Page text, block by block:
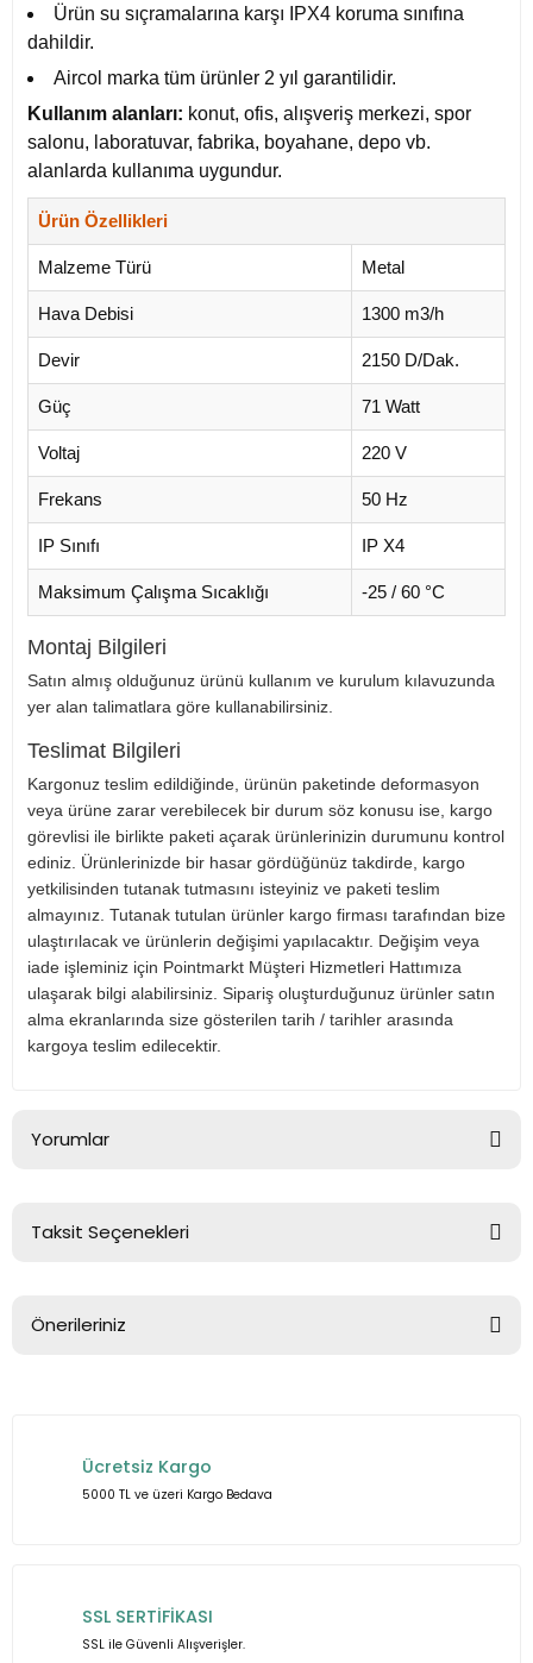
Ürün su sıçramalarına karşı IPX4 koruma sınıfına
dahildir.
Aircol marka tüm ürünler 2 yıl garantilidir.
Kullanım alanları: konut, ofis, alışveriş merkezi, spor
salonu, laboratuvar, fabrika, boyahane, depo vb.
alanlarda kullanıma uygundur.
Ürün Özellikleri
Malzeme Türü Metal
Hava Debisi 1300 m3/h
Devir 2150 D/Dak.
Güç 71 Watt
Voltaj 220 V
Frekans 50 Hz
IP Sınıfı IP X4
Maksimum Çalışma Sıcaklığı -25 / 60 °C
Montaj Bilgileri
Satın almış olduğunuz ürünü kullanım ve kurulum kılavuzunda
yer alan talimatlara göre kullanabilirsiniz.
Teslimat Bilgileri
Kargonuz teslim edildiğinde, ürünün paketinde deformasyon
veya ürüne zarar verebilecek bir durum söz konusu ise, kargo
görevlisi ile birlikte paketi açarak ürünlerinizin durumunu kontrol
ediniz. Ürünlerinizde bir hasar gördüğünüz takdirde, kargo
yetkilisinden tutanak tutmasını isteyiniz ve paketi teslim
almayınız. Tutanak tutulan ürünler kargo firması tarafından bize
ulaştırılacak ve ürünlerin değişimi yapılacaktır. Değişim veya
iade işleminiz için Pointmarkt Müşteri Hizmetleri Hattımıza
ulaşarak bilgi alabilirsiniz. Sipariş oluşturduğunuz ürünler satın
alma ekranlarında size gösterilen tarih / tarihler arasında
kargoya teslim edilecektir.
Yorumlar
Taksit Seçenekleri
Önerileriniz
Görüş ve önerileriniz için teşekkür ederiz.
Ürün fiyatı diğer sitelerden daha pahalı.
Ücretsiz Kargo
5000 TL ve üzeri Kargo Bedava
SSL SERTİFİKASI
SSL ile Güvenli Alışverişler.